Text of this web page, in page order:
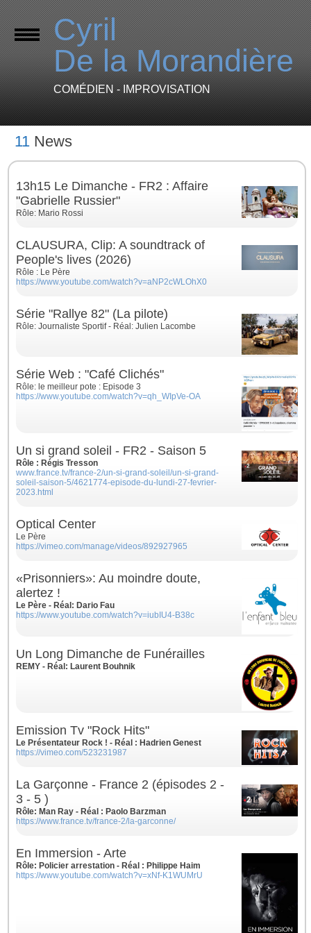
Cyril
De la Morandière
COMÉDIEN - IMPROVISATION
11 News
13h15 Le Dimanche - FR2 : Affaire
"Gabrielle Russier"
Rôle: Mario Rossi
CLAUSURA, Clip: A soundtrack of
People's lives (2026)
Rôle : Le Père
https://www.youtube.com/watch?v=aNP2cWLOhX0
Série "Rallye 82" (La pilote)
Rôle: Journaliste Sportif - Réal: Julien Lacombe
Série Web : "Café Clichés"
Rôle: le meilleur pote : Episode 3
https://www.youtube.com/watch?v=qh_WIpVe-OA
Un si grand soleil - FR2 - Saison 5
Rôle : Régis Tresson
www.france.tv/france-2/un-si-grand-soleil/un-si-grand-
soleil-saison-5/4621774-episode-du-lundi-27-fevrier-
2023.html
Optical Center
Le Père
https://vimeo.com/manage/videos/892927965
«Prisonniers»: Au moindre doute,
alertez !
Le Père - Réal: Dario Fau
https://www.youtube.com/watch?v=iubIU4-B38c
Un Long Dimanche de Funérailles
REMY - Réal: Laurent Bouhnik
Emission Tv "Rock Hits"
Le Présentateur Rock ! - Réal : Hadrien Genest
https://vimeo.com/523231987
La Garçonne - France 2 (épisodes 2 -
3 - 5 )
Rôle: Man Ray - Réal : Paolo Barzman
https://www.france.tv/france-2/la-garconne/
En Immersion - Arte
Rôle: Policier arrestation - Réal : Philippe Haim
https://www.youtube.com/watch?v=xNf-K1WUMrU